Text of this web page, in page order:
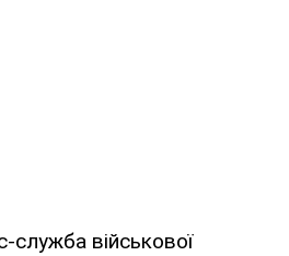
служба військової